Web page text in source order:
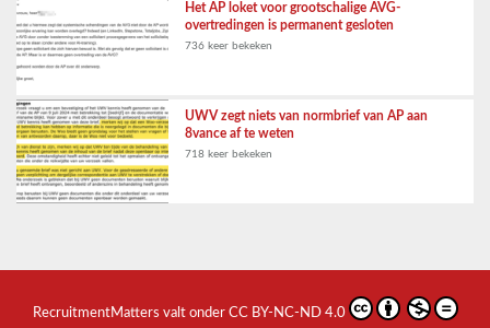
Het AP loket voor grootschalige AVG-
overtredingen is permanent gesloten
736 keer bekeken
UWV zegt niets van normbrief van AP aan
8vance af te weten
718 keer bekeken
RecruitmentMatters valt onder CC BY-NC-ND 4.0